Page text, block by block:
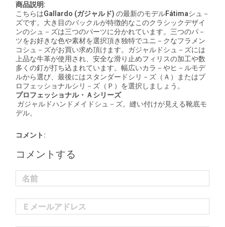
商品説明:
こちらはGallardo (ガジャルド) の最新のモデルFátimaシュ－
ズです。大き目のバックルが特徴的なこのクラシックデザイ
ンのシュ－ズは三つのパーツに分かれています。三つのパ－
ツをお好きな色や素材を選択頂き独特でユニ－クなフラメン
コシュ－ズがお買い求め頂けます。ガジャルドシュ－ズには
上品な牛革が使用され、安全な滑り止めフィリスの加工や数
多くの釘が打ち込まれています。幅広いカラ－やヒ－ルモデ
ルから選び、最後にはスタンダードシリ－ズ（Ａ）またはプ
ロフェッショナルシリ－ズ（Ｐ）を選択しましょう。
プロフェッショナル・Ａシリーズ
ガジャルドハンドメイドシュ－ズ。縫い付けが見える靴底モ
デル。
コメント:
コメントする
名前
Ｅメールアドレス